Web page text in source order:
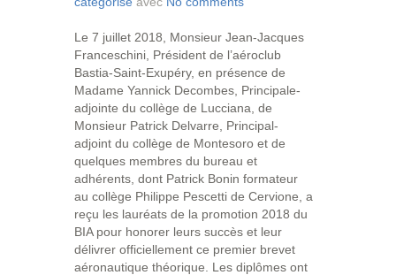
Le 7 juillet 2018, Monsieur Jean-Jacques
Franceschini, Président de l’aéroclub
Bastia-Saint-Exupéry, en présence de
Madame Yannick Decombes, Principale-
adjointe du collège de Lucciana, de
Monsieur Patrick Delvarre, Principal-
adjoint du collège de Montesoro et de
quelques membres du bureau et
adhérents, dont Patrick Bonin formateur
au collège Philippe Pescetti de Cervione, a
reçu les lauréats de la promotion 2018 du
BIA pour honorer leurs succès et leur
délivrer officiellement ce premier brevet
aéronautique théorique. Les diplômes ont